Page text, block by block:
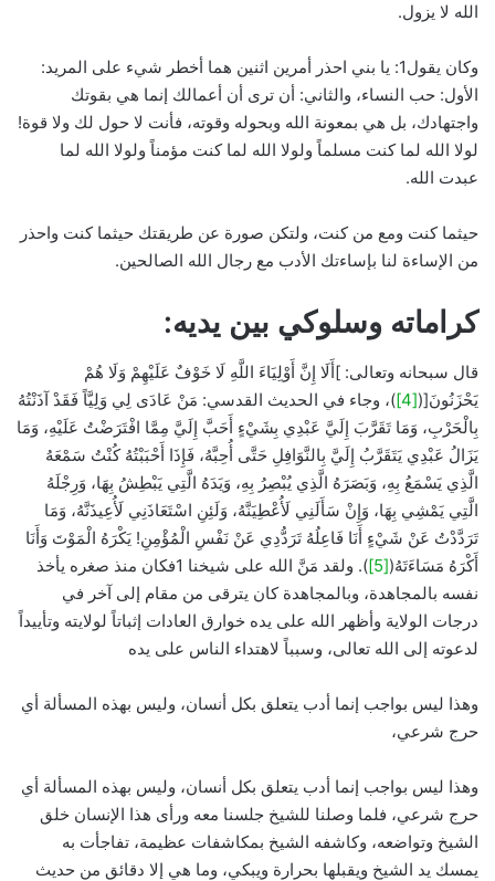
الله لا يزول.
وكان يقول1: يا بني احذر أمرين اثنين هما أخطر شيء على المريد:
الأول: حب النساء، والثاني: أن ترى أن أعمالك إنما هي بقوتك
واجتهادك، بل هي بمعونة الله وبحوله وقوته، فأنت لا حول لك ولا قوة!
لولا الله لما كنت مسلماً ولولا الله لما كنت مؤمناً ولولا الله لما
عبدت الله.
حيثما كنت ومع من كنت، ولتكن صورة عن طريقتك حيثما كنت واحذر
من الإساءة لنا بإساءتك الأدب مع رجال الله الصالحين.
كراماته وسلوكي بين يديه:
قال سبحانه وتعالى: ]أَلَا إِنَّ أَوْلِيَاءَ اللَّهِ لَا خَوْفٌ عَلَيْهِمْ وَلَا هُمْ
يَحْزَنُونَ[([4]
)، وجاء في الحديث القدسي: مَنْ عَادَى لِي وَلِيَّاً فَقَدْ آذَنْتُهُ
بِالْحَرْبِ، وَمَا تَقَرَّبَ إِلَيَّ عَبْدِي بِشَيْءٍ أَحَبَّ إِلَيَّ مِمَّا افْتَرَضْتُ عَلَيْهِ، وَمَا
يَزَالُ عَبْدِي يَتَقَرَّبُ إِلَيَّ بِالنَّوَافِلِ حَتَّى أُحِبَّهُ، فَإِذَا أَحْبَبْتُهُ كُنْتُ سَمْعَهُ
الَّذِي يَسْمَعُ بِهِ، وَبَصَرَهُ الَّذِي يُبْصِرُ بِهِ، وَيَدَهُ الَّتِي يَبْطِشُ بِهَا، وَرِجْلَهُ
الَّتِي يَمْشِي بِهَا، وَإِنْ سَأَلَنِي لَأُعْطِيَنَّهُ، وَلَئِنِ اسْتَعَاذَنِي لَأُعِيذَنَّهُ، وَمَا
تَرَدَّدْتُ عَنْ شَيْءٍ أَنَا فَاعِلُهُ تَرَدُّدِي عَنْ نَفْسِ الْمُؤْمِنِ! يَكْرَهُ الْمَوْتَ وَأَنَا
أَكْرَهُ مَسَاءَتَهُ([5]
). ولقد مَنَّ الله على شيخنا 1فكان منذ صغره يأخذ
نفسه بالمجاهدة، وبالمجاهدة كان يترقى من مقام إلى آخر في
درجات الولاية وأظهر الله على يده خوارق العادات إثباتاً لولايته وتأييداً
لدعوته إلى الله تعالى، وسبباً لاهتداء الناس على يده
وهذا ليس بواجب إنما أدب يتعلق بكل أنسان، وليس بهذه المسألة أي
حرج شرعي،
وهذا ليس بواجب إنما أدب يتعلق بكل أنسان، وليس بهذه المسألة أي
حرج شرعي، فلما وصلنا للشيخ جلسنا معه ورأى هذا الإنسان خلق
الشيخ وتواضعه، وكاشفه الشيخ بمكاشفات عظيمة، تفاجأت به
يمسك يد الشيخ ويقبلها بحرارة ويبكي، وما هي إلا دقائق من حديث